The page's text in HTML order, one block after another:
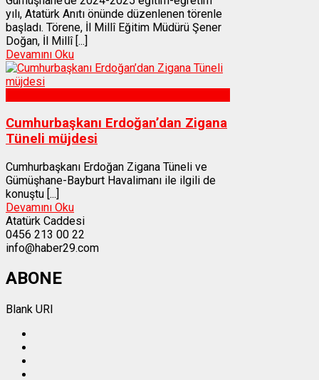
yılı, Atatürk Anıtı önünde düzenlenen törenle
başladı. Törene, İl Millî Eğitim Müdürü Şener
Doğan, İl Millî [...]
Devamını Oku
Cumhurbaşkanı Erdoğan’dan Zigana
Tüneli müjdesi
Cumhurbaşkanı Erdoğan Zigana Tüneli ve
Gümüşhane-Bayburt Havalimanı ile ilgili de
konuştu [...]
Devamını Oku
Atatürk Caddesi
0456 213 00 22
info@haber29.com
ABONE
Blank URI